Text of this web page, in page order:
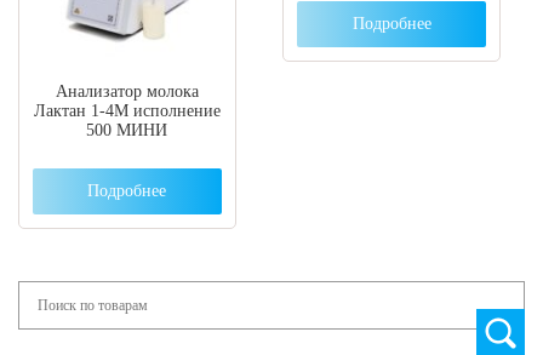
Анализатор молока
Лактан 1-4М исполнение
500 МИНИ
Подробнее
Подробнее